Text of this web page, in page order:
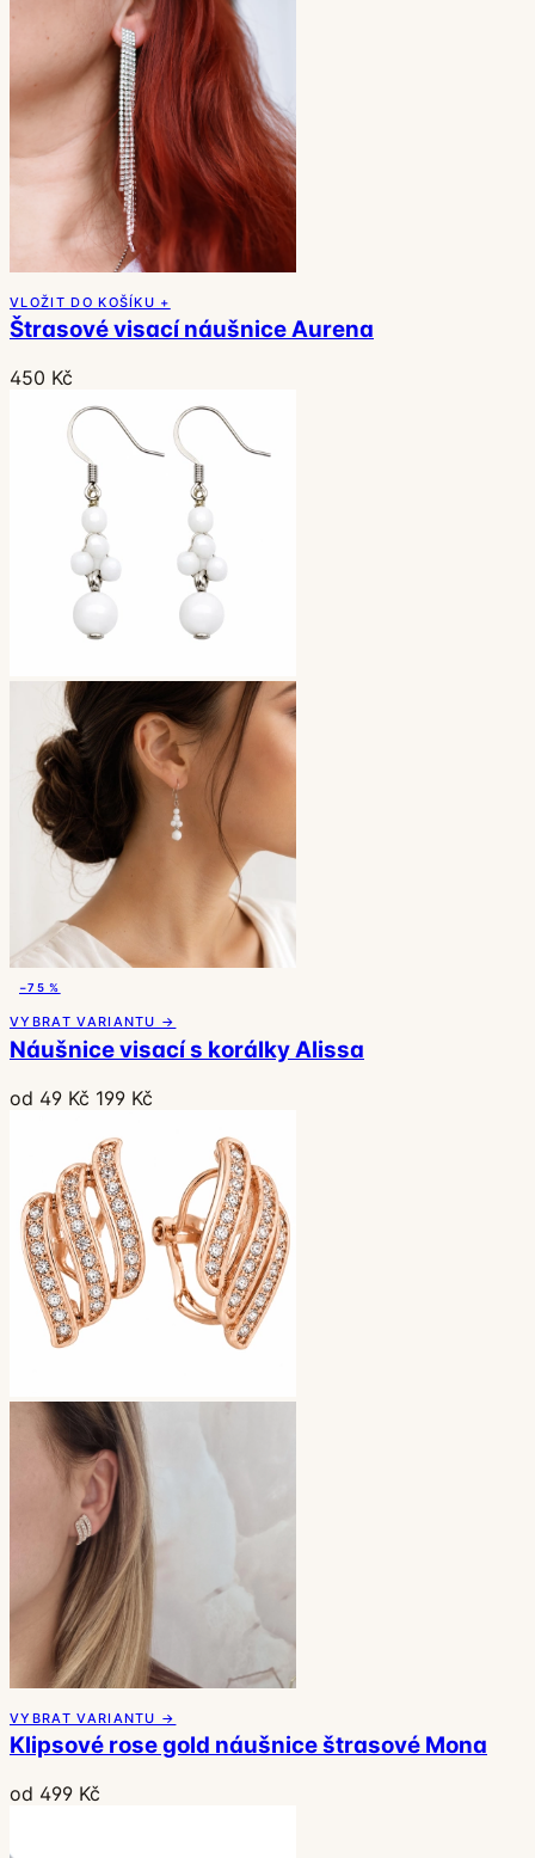
VLOŽIT DO KOŠÍKU +
Štrasové visací náušnice Aurena
450 Kč
−75 %
VYBRAT VARIANTU →
Náušnice visací s korálky Alissa
od 49 Kč 199 Kč
VYBRAT VARIANTU →
Klipsové rose gold náušnice štrasové Mona
od 499 Kč